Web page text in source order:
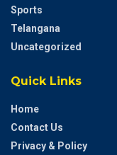
Sports
Telangana
Uncategorized
Quick Links
Home
Contact Us
Privacy & Policy